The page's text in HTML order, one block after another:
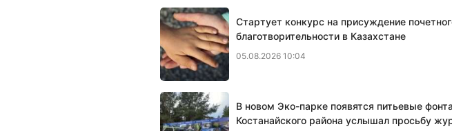
Стартует конкурс на присуждение
благотворительности в Казахстане
05.08.2026 10:04
В новом Эко-парке появятся питьевые
Костанайского района услышал просьбу